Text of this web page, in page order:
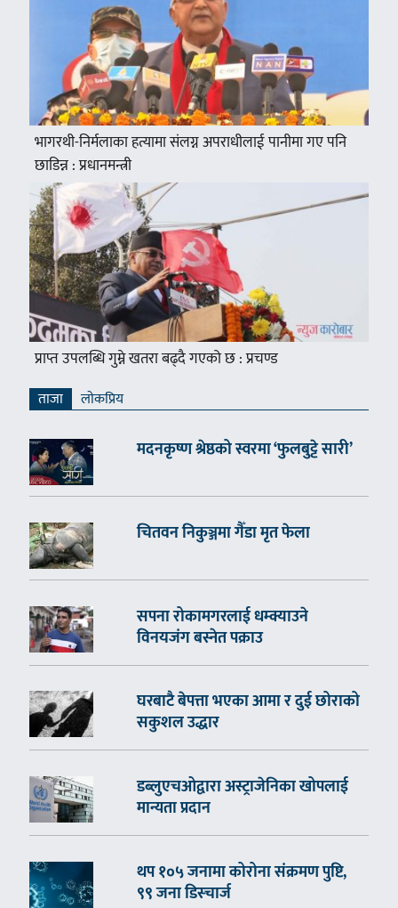
भागरथी-निर्मलाका हत्यामा संलग्न अपराधीलाई पानीमा गए पनि
छाडिन्न : प्रधानमन्त्री
प्राप्त उपलब्धि गुम्ने खतरा बढ्दै गएको छ : प्रचण्ड
ताजा लाेकप्रिय
मदनकृष्ण श्रेष्ठको स्वरमा ‘फुलबुट्टे सारी’
चितवन निकुञ्जमा गैँडा मृत फेला
सपना रोकामगरलाई धम्क्याउने
विनयजंग बस्नेत पक्राउ
घरबाटै बेपत्ता भएका आमा र दुई छोराको
सकुशल उद्धार
डब्लुएचओद्वारा अस्ट्राजेनिका खोपलाई
मान्यता प्रदान
थप १०५ जनामा कोरोना संक्रमण पुष्टि,
९९ जना डिस्चार्ज